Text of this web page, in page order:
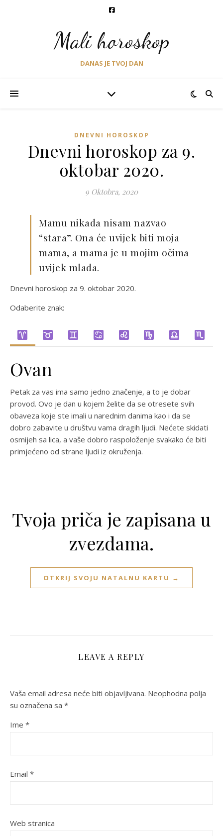
Mali horoskop
DANAS JE TVOJ DAN
DNEVNI HOROSKOP
Dnevni horoskop za 9.
oktobar 2020.
9 Oktobra, 2020
Mamu nikada nisam nazvao
“stara”. Ona će uvijek biti moja
mama, a mama je u mojim očima
uvijek mlada.
Dnevni horoskop za 9. oktobar 2020.
Odaberite znak:
Ovan
Petak za vas ima samo jedno značenje, a to je dobar
provod. Ovo je dan u kojem želite da se otresete svih
obaveza koje ste imali u narednim danima kao i da se
dobro zabavite u društvu vama dragih ljudi. Nećete skidati
osmijeh sa lica, a vaše dobro raspoloženje svakako će biti
primjećeno od strane ljudi iz okruženja.
Tvoja priča je zapisana u
zvezdama.
OTKRIJ SVOJU NATALNU KARTU →
LEAVE A REPLY
Vaša email adresa neće biti objavljivana. Neophodna polja
su označena sa *
Ime *
Email *
Web stranica